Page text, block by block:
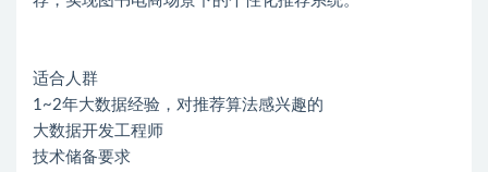
适合人群
1~2年大数据经验，对推荐算法感兴趣的
大数据开发工程师
技术储备要求